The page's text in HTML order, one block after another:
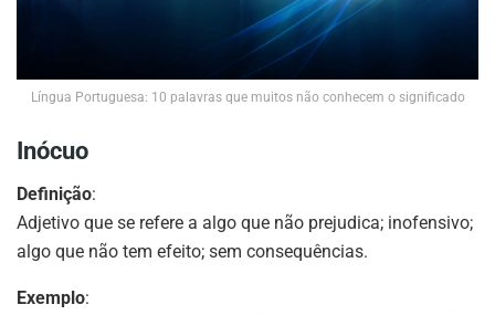
Língua Portuguesa: 10 palavras que muitos não conhecem o significado
Inócuo
Definição:
Adjetivo que se refere a algo que não prejudica; inofensivo;
algo que não tem efeito; sem consequências.
Exemplo: